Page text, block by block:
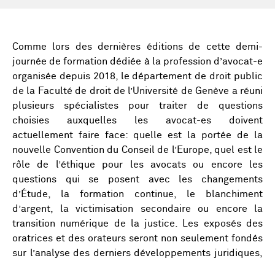
Comme lors des dernières éditions de cette demi-
journée de formation dédiée à la profession d’avocat-e
organisée depuis 2018, le département de droit public
de la Faculté de droit de l’Université de Genève a réuni
plusieurs spécialistes pour traiter de questions
choisies auxquelles les avocat-es doivent
actuellement faire face: quelle est la portée de la
nouvelle Convention du Conseil de l’Europe, quel est le
rôle de l’éthique pour les avocats ou encore les
questions qui se posent avec les changements
d’Étude, la formation continue, le blanchiment
d’argent, la victimisation secondaire ou encore la
transition numérique de la justice. Les exposés des
oratrices et des orateurs seront non seulement fondés
sur l’analyse des derniers développements juridiques,